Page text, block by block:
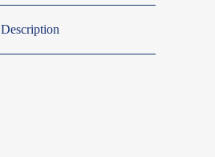
Description